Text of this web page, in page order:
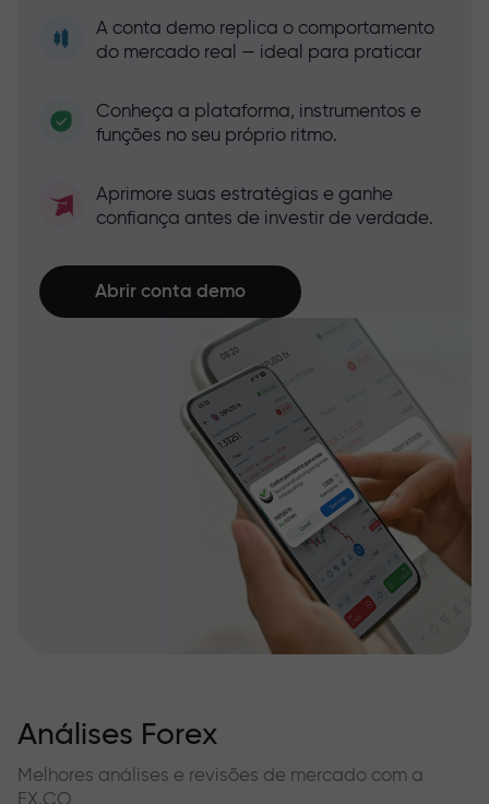
A conta demo replica o comportamento
do mercado real — ideal para praticar
Conheça a plataforma, instrumentos e
funções no seu próprio ritmo.
Aprimore suas estratégias e ganhe
confiança antes de investir de verdade.
Abrir conta demo
Análises Forex
Melhores análises e revisões de mercado com a
FX.CO